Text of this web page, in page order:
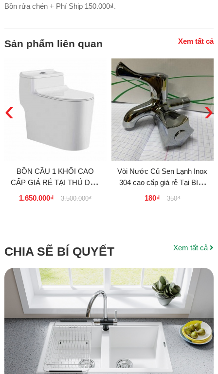
Bồn rửa chén + Phí Ship 150.000₫.
Sản phẩm liên quan Xem tất cả
BỒN CẦU 1 KHỐI CAO
CẤP GIÁ RẺ TẠI THỦ DẦU
MỘT, DĨ AN - BÌNH
1.650.000₫ 3.500.000₫
Vòi Nước Củ Sen Lạnh Inox
304 cao cấp giá rẻ Tại Bình
Dương
180₫ 350₫
‹ ›
CHIA SẼ BÍ QUYẾT Xem tất cả